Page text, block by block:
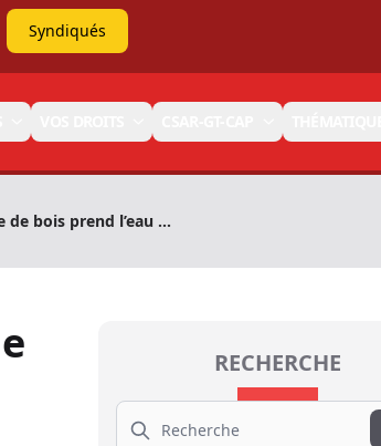
Syndiqués
bois prend l’eau ...
RECHERCHE
Search